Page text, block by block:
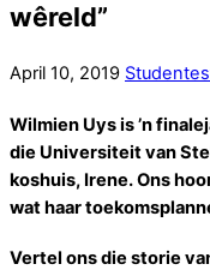
wêreld”
April 10, 2019
Wilmien Uys is ’n
die Universiteit van
koshuis, Irene. Ons
wat haar
Vertel ons die storie